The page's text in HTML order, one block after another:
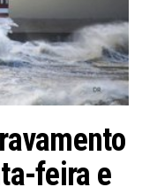
feira e